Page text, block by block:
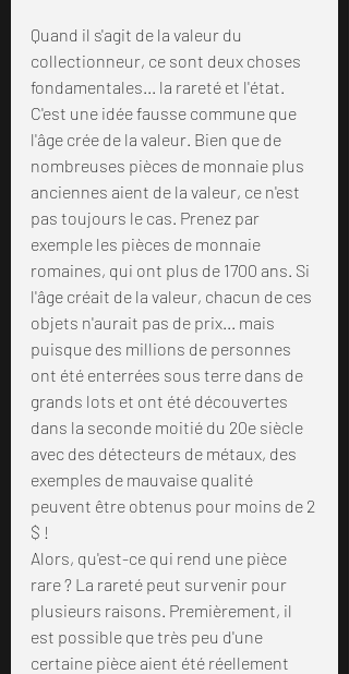
Quand il s'agit de la valeur du
collectionneur, ce sont deux choses
fondamentales... la rareté et l'état.
C'est une idée fausse commune que
l'âge crée de la valeur. Bien que de
nombreuses pièces de monnaie plus
anciennes aient de la valeur, ce n'est
pas toujours le cas. Prenez par
exemple les pièces de monnaie
romaines, qui ont plus de 1700 ans. Si
l'âge créait de la valeur, chacun de ces
objets n'aurait pas de prix... mais
puisque des millions de personnes
ont été enterrées sous terre dans de
grands lots et ont été découvertes
dans la seconde moitié du 20e siècle
avec des détecteurs de métaux, des
exemples de mauvaise qualité
peuvent être obtenus pour moins de 2
$ !
Alors, qu'est-ce qui rend une pièce
rare ? La rareté peut survenir pour
plusieurs raisons. Premièrement, il
est possible que très peu d'une
certaine pièce aient été réellement